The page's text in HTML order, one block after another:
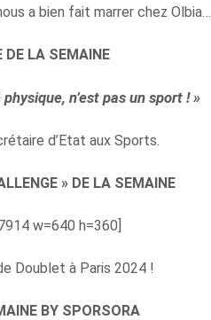
a bien fait marrer chez Olbia…
DE LA SEMAINE
n’est pas un sport ! »
d’Etat aux Sports.
» DE LA SEMAINE
w=640 h=360]
Doublet à Paris 2024 !
BY SPORSORA